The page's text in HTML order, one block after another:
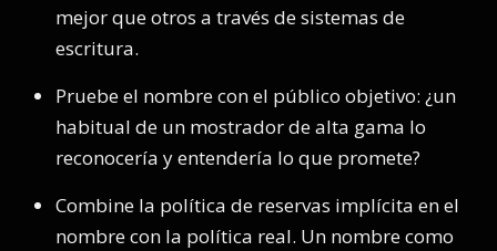
mejor que otros a través de sistemas de
escritura.
Pruebe el nombre con el público objetivo: ¿un
habitual de un mostrador de alta gama lo
reconocería y entendería lo que promete?
Combine la política de reservas implícita en el
nombre con la política real. Un nombre como